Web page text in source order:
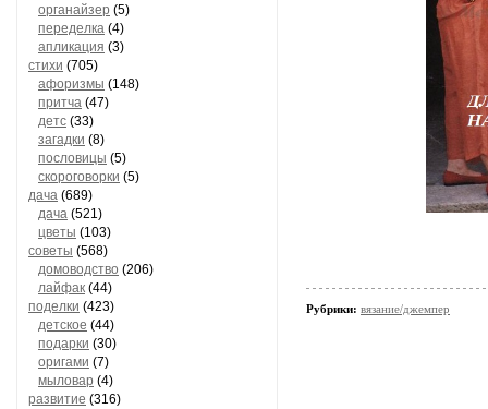
органайзер (5)
переделка (4)
апликация (3)
стихи (705)
афоризмы (148)
притча (47)
детс (33)
загадки (8)
пословицы (5)
скороговорки (5)
дача (689)
дача (521)
цветы (103)
советы (568)
домоводство (206)
лайфак (44)
поделки (423)
детское (44)
подарки (30)
оригами (7)
мыловар (4)
развитие (316)
Рубрики: вязание/джемпер